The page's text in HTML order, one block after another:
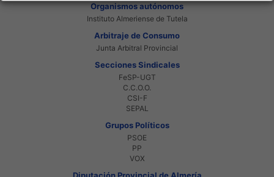
Organismos autónomos
Instituto Almeriense de Tutela
Arbitraje de Consumo
Junta Arbitral Provincial
Secciones Sindicales
FeSP-UGT
C.C.O.O.
CSI-F
SEPAL
Grupos Políticos
PSOE
PP
VOX
Diputación Provincial de Almería